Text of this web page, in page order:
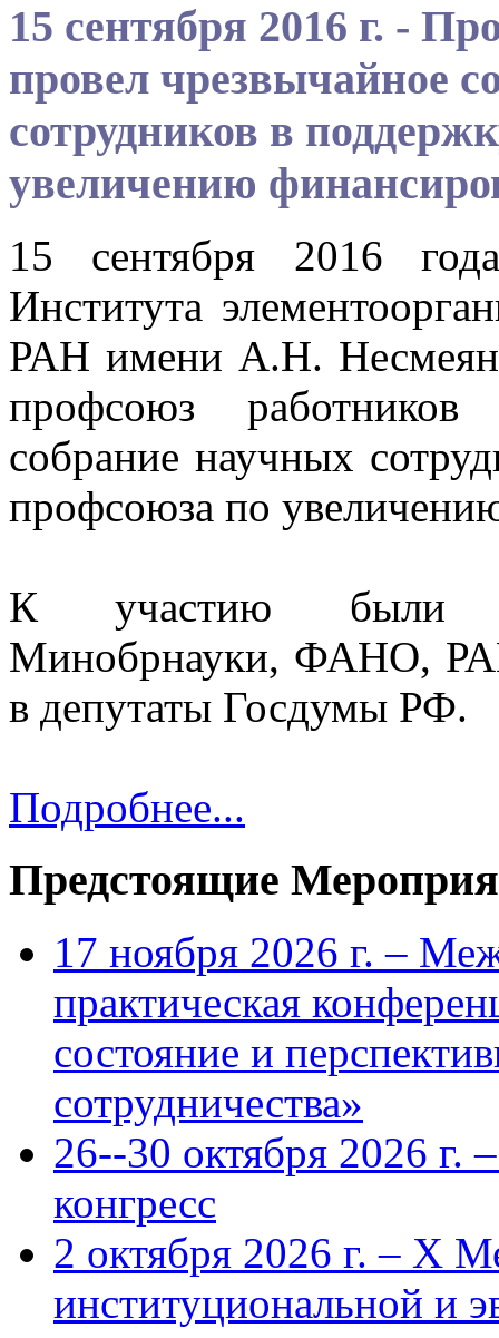
15 сентября 2016 г. -
провел чрезвычайное
сотрудников в
увеличению
15 сентября 2016
Института
РАН имени А.Н.
профсоюз
собрание научных
профсоюза по
К участию были
Минобрнауки, ФАНО,
в депутаты Госдумы РФ.
Подробнее...
Предстоящие
17 ноября 2026 г. –
практическая
состояние и
сотрудничества»
26--30 октября 2026 г.
конгресс
2 октября 2026 г. – X
институциональной и